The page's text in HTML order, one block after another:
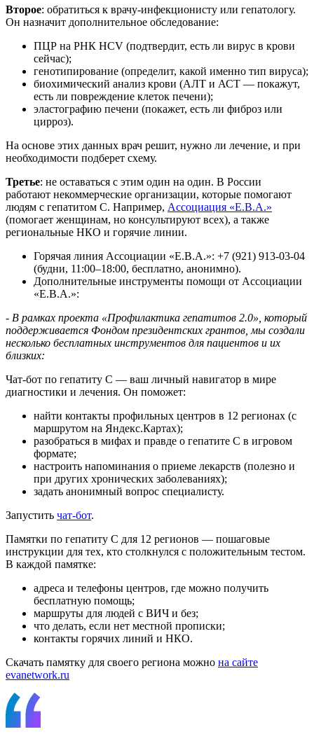
Второе: обратиться к врачу-инфекционисту или гепатологу.
Он назначит дополнительное обследование:
ПЦР на РНК HCV (подтвердит, есть ли вирус в крови
сейчас);
генотипирование (определит, какой именно тип вируса);
биохимический анализ крови (АЛТ и АСТ — покажут,
есть ли повреждение клеток печени);
эластографию печени (покажет, есть ли фиброз или
цирроз).
На основе этих данных врач решит, нужно ли лечение, и при
необходимости подберет схему.
Третье: не оставаться с этим один на один. В России
работают некоммерческие организации, которые помогают
людям с гепатитом С. Например, Ассоциация «Е.В.А.»
(помогает женщинам, но консультируют всех), а также
региональные НКО и горячие линии.
Горячая линия Ассоциации «Е.В.А.»: +7 (921) 913-03-04
(будни, 11:00–18:00, бесплатно, анонимно).
Дополнительные инструменты помощи от Ассоциации
«Е.В.А.»:
- В рамках проекта «Профилактика гепатитов 2.0», который
поддерживается Фондом президентских грантов, мы создали
несколько бесплатных инструментов для пациентов и их
близких:
Чат-бот по гепатиту С — ваш личный навигатор в мире
диагностики и лечения. Он поможет:
найти контакты профильных центров в 12 регионах (с
маршрутом на Яндекс.Картах);
разобраться в мифах и правде о гепатите С в игровом
формате;
настроить напоминания о приеме лекарств (полезно и
при других хронических заболеваниях);
задать анонимный вопрос специалисту.
Запустить чат-бот.
Памятки по гепатиту С для 12 регионов — пошаговые
инструкции для тех, кто столкнулся с положительным тестом.
В каждой памятке:
адреса и телефоны центров, где можно получить
бесплатную помощь;
маршруты для людей с ВИЧ и без;
что делать, если нет местной прописки;
контакты горячих линий и НКО.
Скачать памятку для своего региона можно на сайте
evanetwork.ru